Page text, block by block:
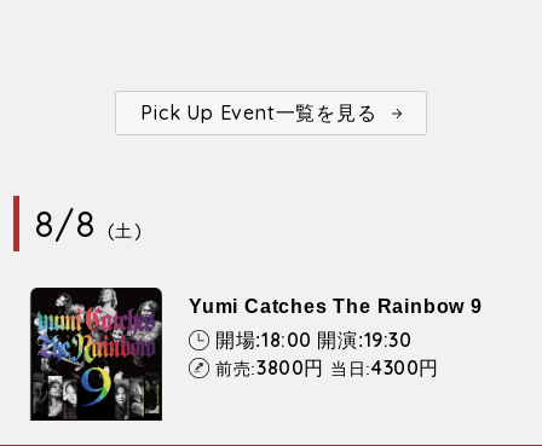
Pick Up Event一覧を見る
8/8 (土)
Yumi Catches The Rainbow 9
開場:18:00 開演:19:30
前売:3800円 当日:4300円